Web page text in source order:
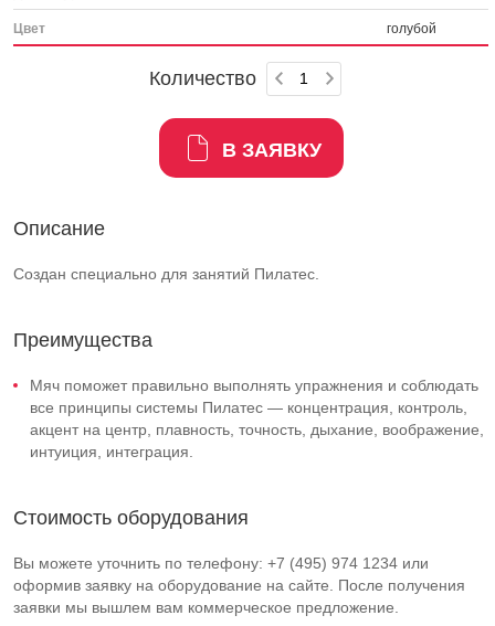
Цвет голубой
Количество
В ЗАЯВКУ
Описание
Создан специально для занятий Пилатес.
Преимущества
Мяч поможет правильно выполнять упражнения и соблюдать
все принципы системы Пилатес — концентрация, контроль,
акцент на центр, плавность, точность, дыхание, воображение,
интуиция, интеграция.
Стоимость оборудования
Вы можете уточнить по телефону: +7 (495) 974 1234 или
оформив заявку на оборудование на сайте. После получения
заявки мы вышлем вам коммерческое предложение.